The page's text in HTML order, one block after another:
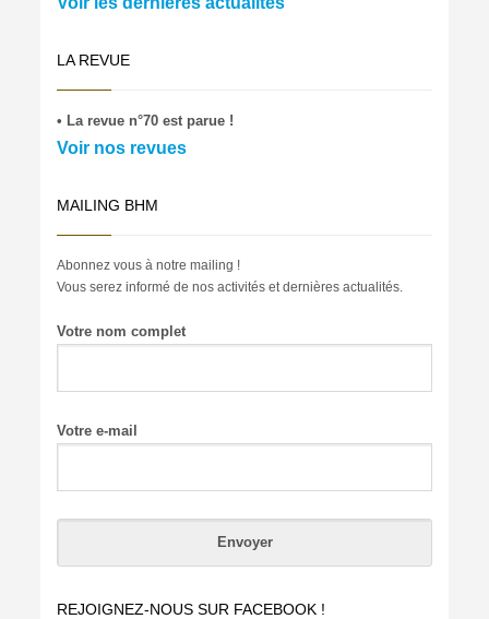
LA REVUE
• La revue n°70 est parue !
Voir nos revues
MAILING BHM
Abonnez vous à notre mailing !
Vous serez informé de nos activités et dernières actualités.
Votre nom complet
Votre e-mail
REJOIGNEZ-NOUS SUR FACEBOOK !